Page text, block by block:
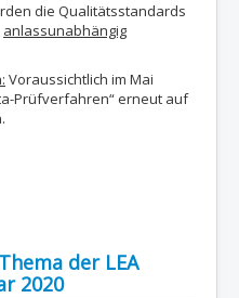
die Qualitätsstandards
anlassunabhängig
Voraussichtlich im Mai
Prüfverfahren“ erneut auf
der LEA
2020